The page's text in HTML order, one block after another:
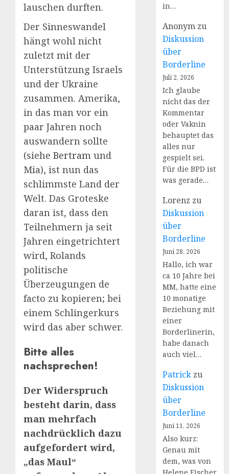
lauschen durften.
Der Sinneswandel
hängt wohl nicht
zuletzt mit der
Unterstützung Israels
und der Ukraine
zusammen. Amerika,
in das man vor ein
paar Jahren noch
auswandern sollte
(siehe Bertram und
Mia), ist nun das
schlimmste Land der
Welt. Das Groteske
daran ist, dass den
Teilnehmern ja seit
Jahren eingetrichtert
wird, Rolands
politische
Überzeugungen de
facto zu kopieren; bei
einem Schlingerkurs
wird das aber schwer.
Bitte alles
nachsprechen!
Der Widerspruch
besteht darin, dass
man mehrfach
nachdrücklich dazu
aufgefordert wird,
„das Maul“
in…
Anonym zu
Diskussion
über
Borderline
Juli 2, 2026
Ich glaube
nicht das der
Kommentar
oder Vaknin
behauptet das
alles nur
gespielt sei.
Für die BPD ist
was gerade…
Lorenz zu
Diskussion
über
Borderline
Juni 28, 2026
Hallo, ich war
ca 10 Jahre bei
MM, hatte eine
10 monatige
Beziehung mit
einer
Borderlinerin,
habe danach
auch viel…
Patrick zu
Diskussion
über
Borderline
Juni 11, 2026
Also kurz:
Genau mit
dem, was von